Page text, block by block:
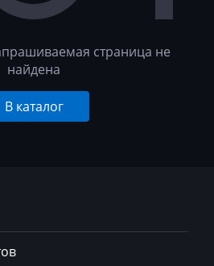
страница не
найдена
В каталог